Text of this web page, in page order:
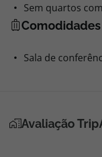
Sem quartos
Sala de
Avaliação